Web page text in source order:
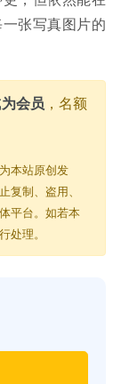
张写真图片的
会员 ，名额
本站原创发
复制、盗用、
平台。如若本
处理。